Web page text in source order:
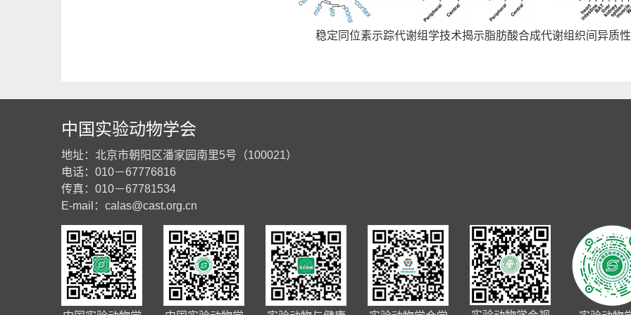
稳定同位素示踪代谢组学技术揭示脂肪酸合成代谢组织间异质性
中国实验动物学会
地址：北京市朝阳区潘家园南里5号（100021）
电话：010－67776816
传真：010－67781534
E-mail： calas@cast.org.cn